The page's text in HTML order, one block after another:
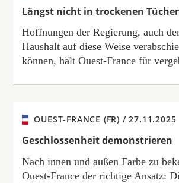
Längst nicht in trockenen
Hoffnungen der Regierung, auch
Haushalt auf diese Weise
können, hält Ouest-France für
OUEST-FRANCE (FR) /27.11.2025
Geschlossenheit demonstrieren
Nach innen und außen Farbe zu
Ouest-France der richtige Ansatz: